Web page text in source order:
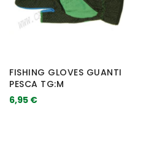
FISHING GLOVES GUANTI
PESCA TG:M
6,95 €